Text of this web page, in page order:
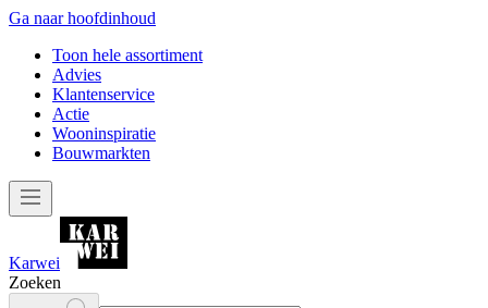
Ga naar hoofdinhoud
Toon hele assortiment
Advies
Klantenservice
Actie
Wooninspiratie
Bouwmarkten
Karwei
Zoeken